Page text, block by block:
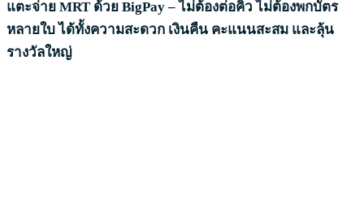
แตะจ่าย MRT ด้วย BigPay – ไม่ต้องต่อคิว ไม่ต้องพกบัตร
หลายใบ ได้ทั้งความสะดวก เงินคืน คะแนนสะสม และลุ้น
รางวัลใหญ่